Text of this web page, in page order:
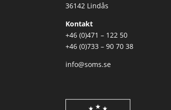
36142 Lindås
Kontakt
+46 (0)471 – 122 50
+46 (0)733 – 90 70 38
info@soms.se